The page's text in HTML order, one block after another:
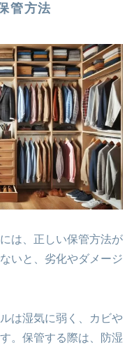
管方法
は、正しい保管方法が
いと、劣化やダメージ
は湿気に弱く、カビや
。保管する際は、防湿